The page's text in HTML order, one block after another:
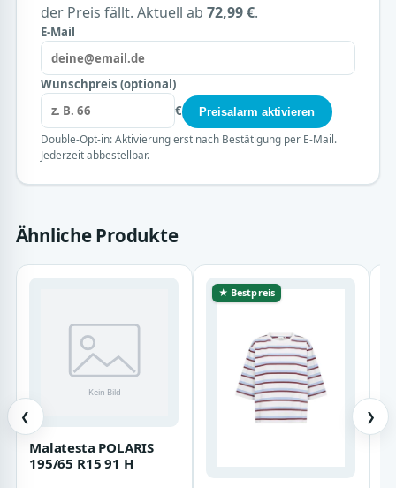
der Preis fällt. Aktuell ab 72,99 €.
E-Mail
Wunschpreis (optional)
€
Preisalarm aktivieren
Double-Opt-in: Aktivierung erst nach Bestätigung per E-Mail.
Jederzeit abbestellbar.
Ähnliche Produkte
❮
Malatesta POLARIS
195/65 R15 91 H
★ Bestpreis
❯